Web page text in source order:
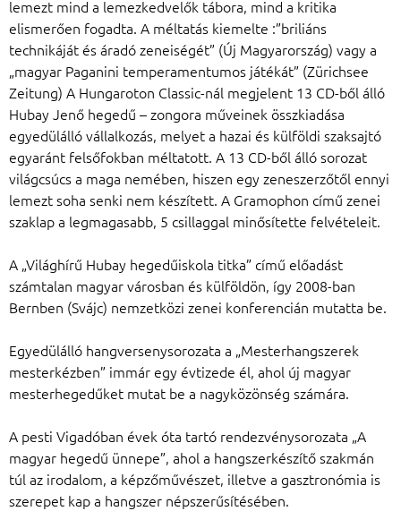
lemezt mind a lemezkedvelők tábora, mind a kritika
elismerően fogadta. A méltatás kiemelte :”briliáns
technikáját és áradó zeneiségét” (Új Magyarország) vagy a
„magyar Paganini temperamentumos játékát” (Zürichsee
Zeitung) A Hungaroton Classic-nál megjelent 13 CD-ből álló
Hubay Jenő hegedű – zongora műveinek összkiadása
egyedülálló vállalkozás, melyet a hazai és külföldi szaksajtó
egyaránt felsőfokban méltatott. A 13 CD-ből álló sorozat
világcsúcs a maga nemében, hiszen egy zeneszerzőtől ennyi
lemezt soha senki nem készített. A Gramophon című zenei
szaklap a legmagasabb, 5 csillaggal minősítette felvételeit.
A „Világhírű Hubay hegedűiskola titka” című előadást
számtalan magyar városban és külföldön, így 2008-ban
Bernben (Svájc) nemzetközi zenei konferencián mutatta be.
Egyedülálló hangversenysorozata a „Mesterhangszerek
mesterkézben” immár egy évtizede él, ahol új magyar
mesterhegedűket mutat be a nagyközönség számára.
A pesti Vigadóban évek óta tartó rendezvénysorozata „A
magyar hegedű ünnepe”, ahol a hangszerkészítő szakmán
túl az irodalom, a képzőművészet, illetve a gasztronómia is
szerepet kap a hangszer népszerűsítésében.